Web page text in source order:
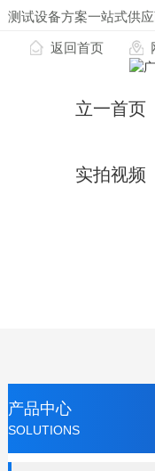
测试设备方案一站式供
返回首页
立一首页
实拍视频
产品中心
SOLUTIONS